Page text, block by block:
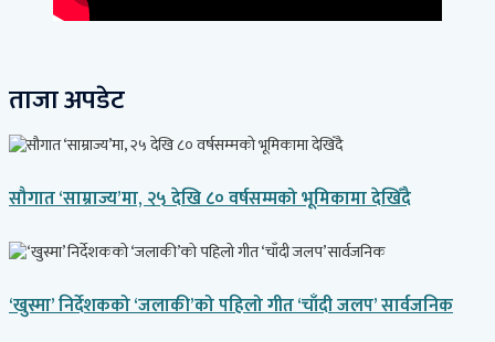
ताजा अपडेट
सौगात ‘साम्राज्य’मा, २५ देखि ८० वर्षसम्मको भूमिकामा देखिँदै
‘खुस्मा’ निर्देशकको ‘जलाकी’को पहिलो गीत ‘चाँदी जलप’ सार्वजनिक